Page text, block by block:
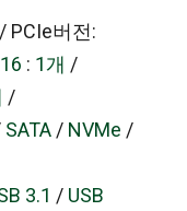
/ PCIe버전:
: 1개 /
/
SATA / NVMe /
3.1 / USB